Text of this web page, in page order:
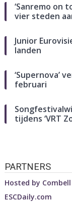
‘Sanremo on
vier steden
Junior
landen
‘Supernova’
februari
tijdens ‘VRT
PARTNERS
Hosted by Combell
ESCDaily.com